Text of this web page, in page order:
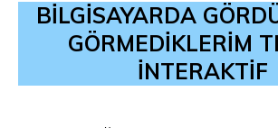
BİLGİSAYARDA
GÖRMEDİKLERİM
İNTERAKTİF